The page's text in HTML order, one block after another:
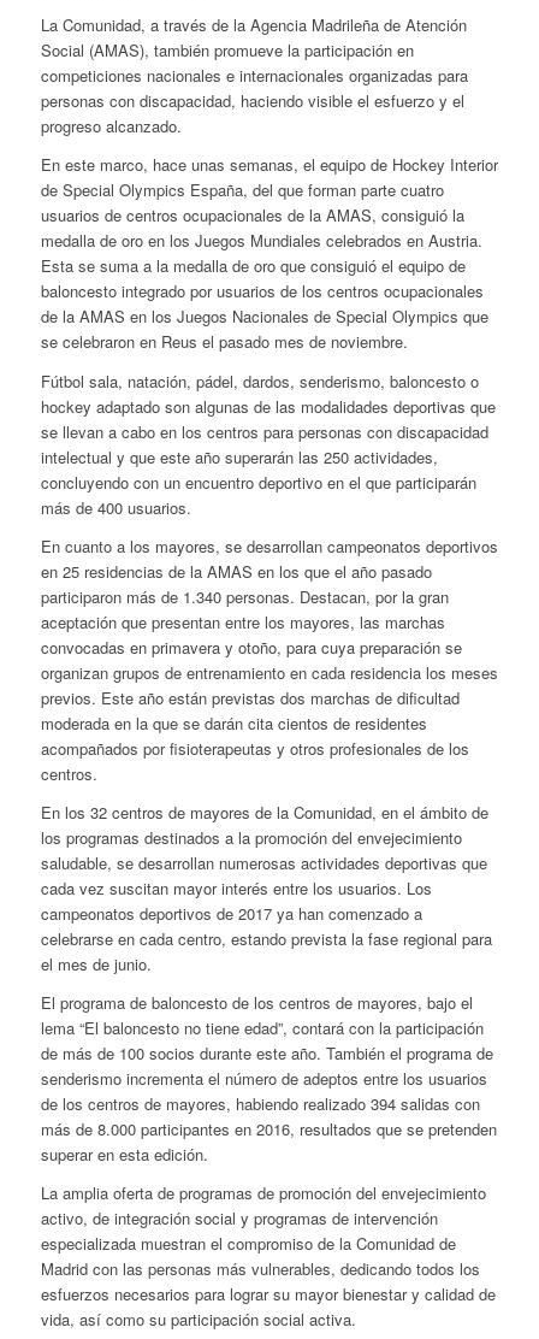
La Comunidad, a través de la Agencia Madrileña de Atención
Social (AMAS), también promueve la participación en
competiciones nacionales e internacionales organizadas para
personas con discapacidad, haciendo visible el esfuerzo y el
progreso alcanzado.
En este marco, hace unas semanas, el equipo de Hockey Interior
de Special Olympics España, del que forman parte cuatro
usuarios de centros ocupacionales de la AMAS, consiguió la
medalla de oro en los Juegos Mundiales celebrados en Austria.
Esta se suma a la medalla de oro que consiguió el equipo de
baloncesto integrado por usuarios de los centros ocupacionales
de la AMAS en los Juegos Nacionales de Special Olympics que
se celebraron en Reus el pasado mes de noviembre.
Fútbol sala, natación, pádel, dardos, senderismo, baloncesto o
hockey adaptado son algunas de las modalidades deportivas que
se llevan a cabo en los centros para personas con discapacidad
intelectual y que este año superarán las 250 actividades,
concluyendo con un encuentro deportivo en el que participarán
más de 400 usuarios.
En cuanto a los mayores, se desarrollan campeonatos deportivos
en 25 residencias de la AMAS en los que el año pasado
participaron más de 1.340 personas. Destacan, por la gran
aceptación que presentan entre los mayores, las marchas
convocadas en primavera y otoño, para cuya preparación se
organizan grupos de entrenamiento en cada residencia los meses
previos. Este año están previstas dos marchas de dificultad
moderada en la que se darán cita cientos de residentes
acompañados por fisioterapeutas y otros profesionales de los
centros.
En los 32 centros de mayores de la Comunidad, en el ámbito de
los programas destinados a la promoción del envejecimiento
saludable, se desarrollan numerosas actividades deportivas que
cada vez suscitan mayor interés entre los usuarios. Los
campeonatos deportivos de 2017 ya han comenzado a
celebrarse en cada centro, estando prevista la fase regional para
el mes de junio.
El programa de baloncesto de los centros de mayores, bajo el
lema “El baloncesto no tiene edad”, contará con la participación
de más de 100 socios durante este año. También el programa de
senderismo incrementa el número de adeptos entre los usuarios
de los centros de mayores, habiendo realizado 394 salidas con
más de 8.000 participantes en 2016, resultados que se pretenden
superar en esta edición.
La amplia oferta de programas de promoción del envejecimiento
activo, de integración social y programas de intervención
especializada muestran el compromiso de la Comunidad de
Madrid con las personas más vulnerables, dedicando todos los
esfuerzos necesarios para lograr su mayor bienestar y calidad de
vida, así como su participación social activa.